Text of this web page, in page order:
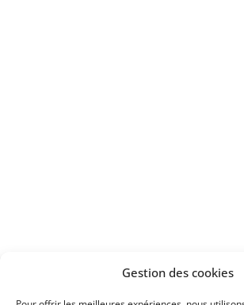
Gestion des cookies
Découvrez